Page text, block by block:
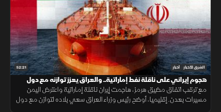
52:21 الشرق للأخبار أخبار
هجوم إيراني على ناقلة نفط إماراتية.. والعراق يعزز توازنه مع دول
الجوار
مع ترقب اتفاق مضيق هرمز، هاجمت إيران ناقلة إماراتية واعترض اليمن
مسيرات بعدن. إقليميا، أوضح رئيس وزراء العراق سعي بلاده لتوازن مع دول